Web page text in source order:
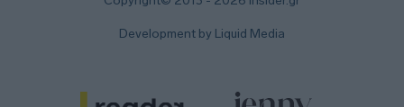
Development by Liquid Media